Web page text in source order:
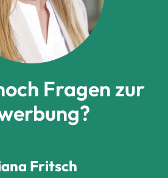
Fragen zur
Fritsch